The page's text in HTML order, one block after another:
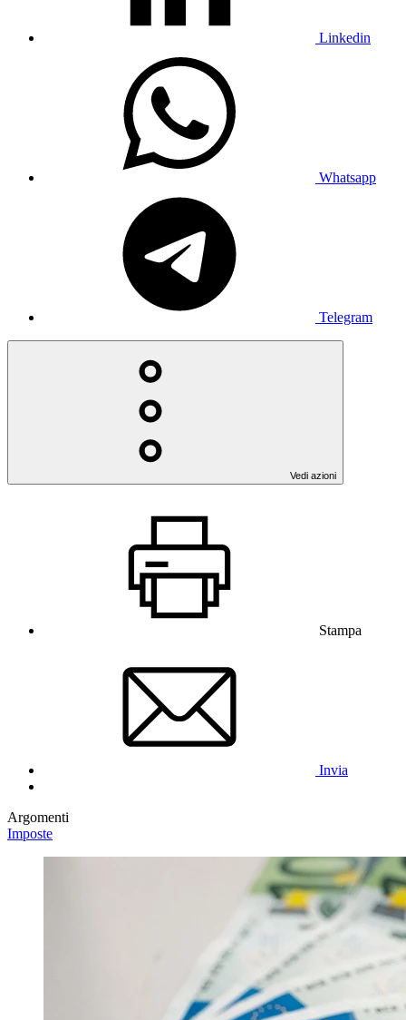
Linkedin
Whatsapp
Telegram
Vedi azioni
Stampa
Invia
Argomenti
Imposte